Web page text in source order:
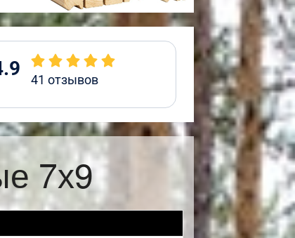
41 отзывов
7х9